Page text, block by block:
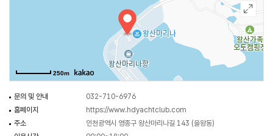
250m
문의 및 안내
032-710-6976
홈페이지
https://www.hdyachtclub.com
주소
인천광역시 영종구 왕산마리나길 143 (을왕동)